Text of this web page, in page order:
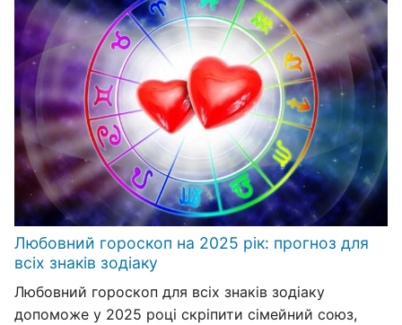
Любовний гороскоп на 2025 рік: прогноз для
всіх знаків зодіаку
Любовний гороскоп для всіх знаків зодіаку
допоможе у 2025 році скріпити сімейний союз,